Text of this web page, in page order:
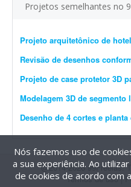
Projetos semelhantes no
Projeto arquitetônico de
Revisão de desenhos
Projeto de case protetor 3D
Desenho de 4 cortes e
@2014-2026 99Freelas.
Termos de uso|
Nós fazemos uso de
a sua experiência. Ao
de cookies de acordo com